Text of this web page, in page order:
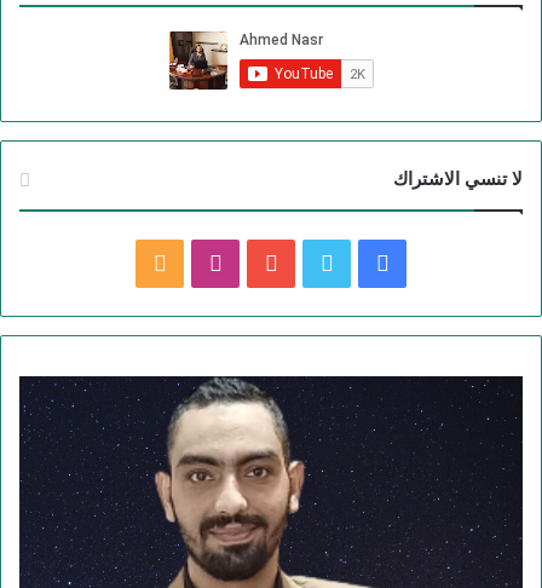
لا تنسي الاشتراك
ي
و
ك
و
ت
ر
و
ي
و
ب
ن
ت
ق
ر
ا
ل
ص
ا
ل
م